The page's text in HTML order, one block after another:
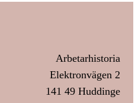
Arbetarhistoria
Elektronvägen 2
141 49 Huddinge